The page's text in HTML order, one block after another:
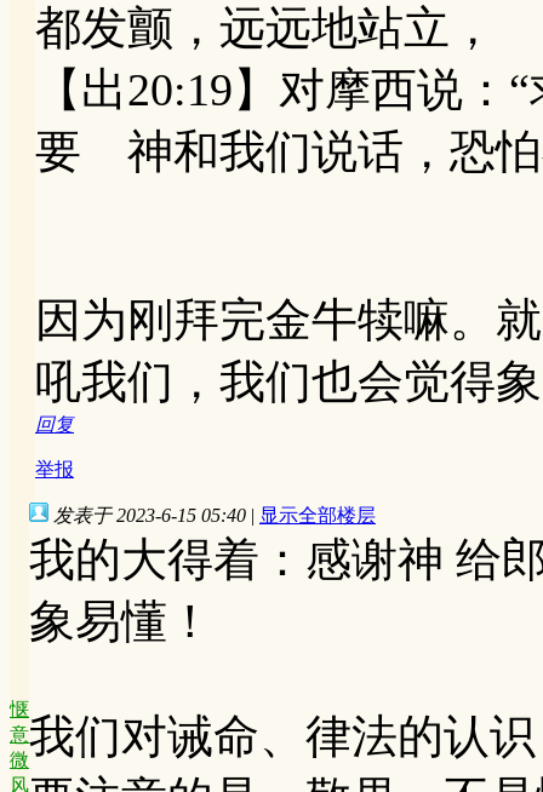
都发颤，远远地站立，
【出20:19】对摩西说
要 神和我们说话，恐怕
因为刚拜完金牛犊嘛。
吼我们，我们也会觉得
回复
举报
惬
意
微
风
发表于 2023-6-15 05:40 | 显示全部楼层
我的大得着：感谢神 给
象易懂！
我们对诫命、律法的认